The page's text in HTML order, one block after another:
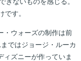
です。
・ウォーズの制作は前
ではジョージ・ルーカ
ィズニーが作っていま